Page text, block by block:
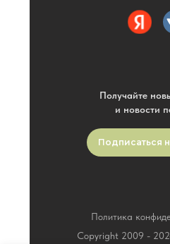
Политика
Copyright 2009 -
Получайте
и новости
Подписаться